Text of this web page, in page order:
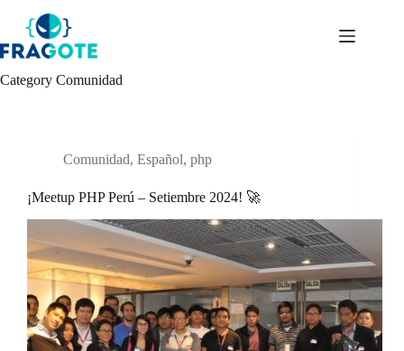
content
Category Comunidad
Comunidad, Español, php
¡Meetup PHP Perú – Setiembre 2024! 🚀